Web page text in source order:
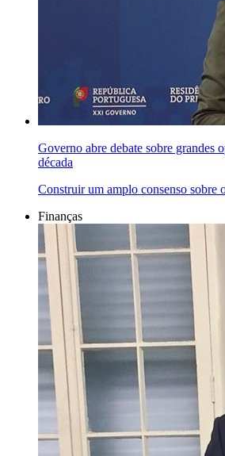
Governo abre debate sobre grandes
década
Construir um amplo consenso sobre
Finanças